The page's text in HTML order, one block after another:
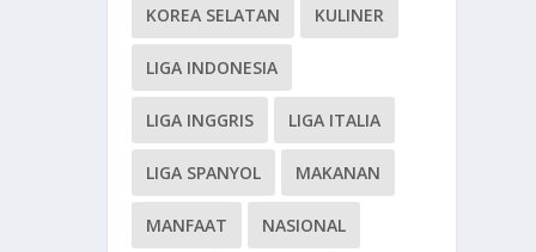
KOREA SELATAN KULINER
LIGA INDONESIA
LIGA INGGRIS LIGA ITALIA
LIGA SPANYOL MAKANAN
MANFAAT NASIONAL